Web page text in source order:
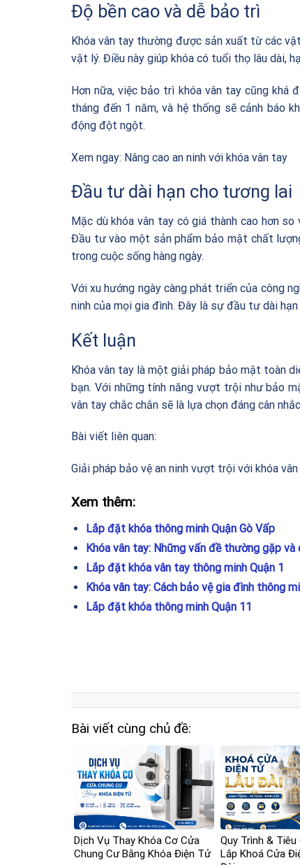
Độ bền cao và dễ bảo trì
Khóa vân tay thường được sản xuất từ các
vật lý. Điều này giúp khóa có tuổi thọ lâu dài,
Hơn nữa, việc bảo trì khóa vân tay cũng
tháng đến 1 năm, và hệ thống sẽ cảnh báo
động đột ngột.
Xem ngay: Nâng cao an ninh với khóa vân tay
Đầu tư dài hạn cho tương lai
Mặc dù khóa vân tay có giá thành cao hơn
Đầu tư vào một sản phẩm bảo mật chất
trong cuộc sống hàng ngày.
Với xu hướng ngày càng phát triển của công
ninh của mọi gia đình. Đây là sự đầu tư dài
Kết luận
Khóa vân tay là một giải pháp bảo mật toàn
bạn. Với những tính năng vượt trội như bảo
vân tay chắc chắn sẽ là lựa chọn đáng cân
Bài viết liên quan:
Giải pháp bảo vệ an ninh vượt trội với khóa
Xem thêm:
Lắp đặt khóa thông minh Quận Gò Vấp
Khóa vân tay: Những vấn đề thường gặp và
Lắp đặt khóa vân tay thông minh Quận 1
Khóa vân tay: Cách bảo vệ gia đình thông
Lắp đặt khóa thông minh Quận 11
Bài viết cùng chủ đề:
Dịch Vụ Thay Khóa Cơ Cửa
Chung Cư Bằng Khóa Điện Tử
Quy Trình & Tiêu
Lắp Khoá Cửa